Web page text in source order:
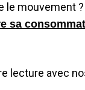
le mouvement ?
sa
lecture avec